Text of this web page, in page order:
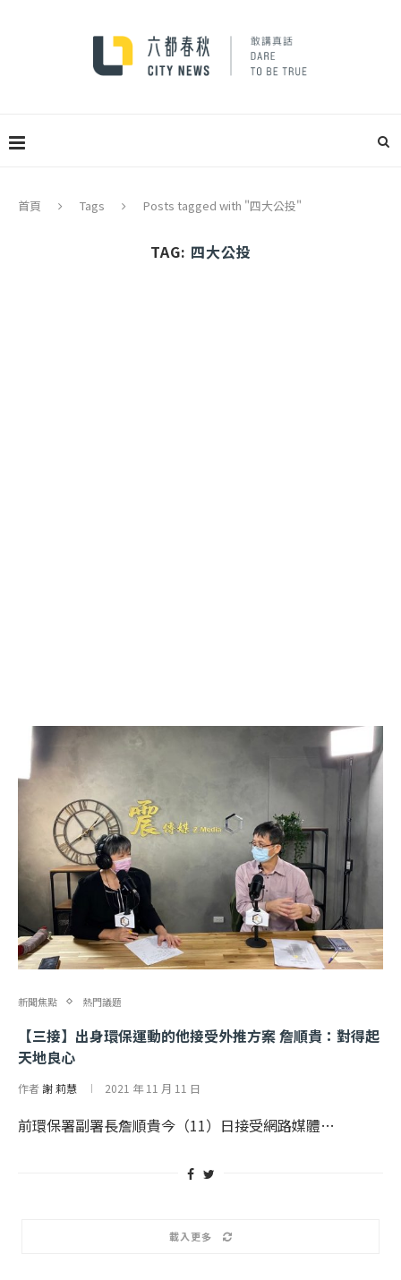
首頁 Tags Posts tagged with "四大公投"
TAG: 四大公投
新聞焦點 熱門議題
【三接】出身環保運動的他接受外推方案 詹順貴：對得起
天地良心
作者謝 莉慧 2021 年 11 月 11 日
前環保署副署長詹順貴今（11）日接受網路媒體…
載入更多